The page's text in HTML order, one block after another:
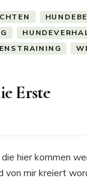
Erste
hier kommen
von mir kreiert